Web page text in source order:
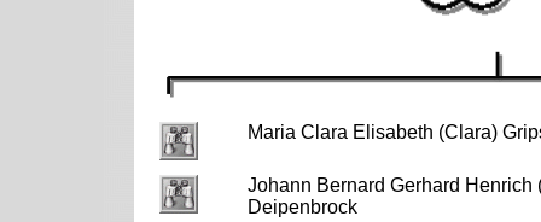
Maria Clara Elisabeth (Clara)
Johann Bernard Gerhard Henrich
Deipenbrock